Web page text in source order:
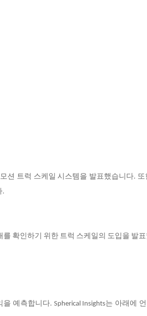
모션 트럭 스케일 시스템을 발표했습니다.
.
를 확인하기 위한 트럭 스케일의 도입을 발
예측합니다. Spherical Insights는 아래에